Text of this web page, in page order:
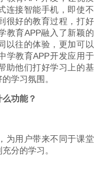
连接智能手机，即使不
很好的教育过程，打好
教育APP融入了新颖的
以往的体验，更加可以
学教育APP开发应用于
助他们打好学习上的基
学习氛围。
功能？
为用户带来不同于课堂
分的学习。